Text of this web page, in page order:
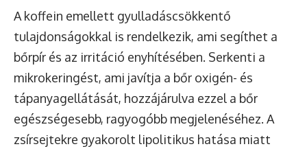
A koffein emellett gyulladáscsökkentő
tulajdonságokkal is rendelkezik, ami segíthet a
bőrpír és az irritáció enyhítésében. Serkenti a
mikrokeringést, ami javítja a bőr oxigén- és
tápanyagellátását, hozzájárulva ezzel a bőr
egészségesebb, ragyogóbb megjelenéséhez. A
zsírsejtekre gyakorolt lipolitikus hatása miatt